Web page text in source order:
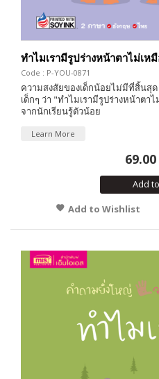
ทำไมเรามีรูปร่างหน้าตาไม่เห
Code : P-YOU-0871
ความสงสัยของเด็กน้อยไม่มีที่สิ้นสุ
เด็กๆ ว่า "ทำไมเรามีรูปร่างหน้าต
จากนักเรียนรู้ตัวน้อย
Learn More
Add
Add to Wishlist